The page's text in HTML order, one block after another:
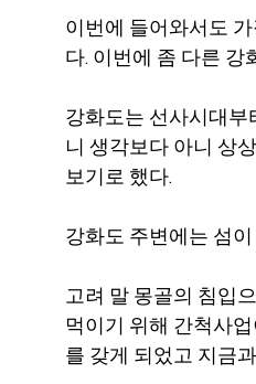
이번에 들어와서도
다. 이번에 좀 다른 강
강화도는 선사시대부
니 생각보다 아니 상
보기로 했다.
강화도 주변에는 섬
고려 말 몽골의 침입
먹이기 위해 간척사
를 갖게 되었고 지금